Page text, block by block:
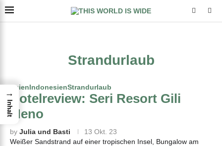
Strandurlaub
AsienIndonesienStrandurlaub
Hotelreview: Seri Resort Gili
Meno
by Julia und Basti
13 Okt. 23
Weißer Sandstrand auf einer tropischen Insel, Bungalow am
→
Inhalt